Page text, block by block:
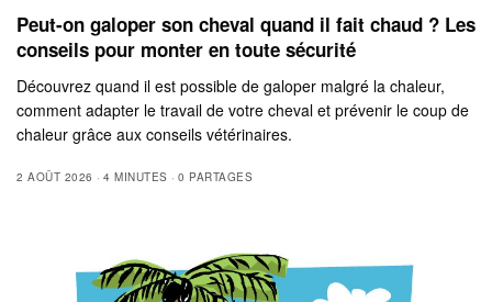
Peut-on galoper son cheval quand il fait chaud ? Les
conseils pour monter en toute sécurité
Découvrez quand il est possible de galoper malgré la chaleur,
comment adapter le travail de votre cheval et prévenir le coup de
chaleur grâce aux conseils vétérinaires.
2 AOÛT 2026 4 MINUTES 0 PARTAGES